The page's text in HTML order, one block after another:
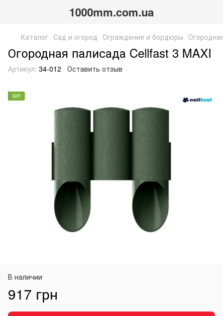
1000mm.com.ua
Каталог Сад и огород Ограждение и бордюры
Огородная палисада Cellfast 3 MAXI
Артикул: 34-012 Оставить отзыв
ХИТ
В наличии
917 грн